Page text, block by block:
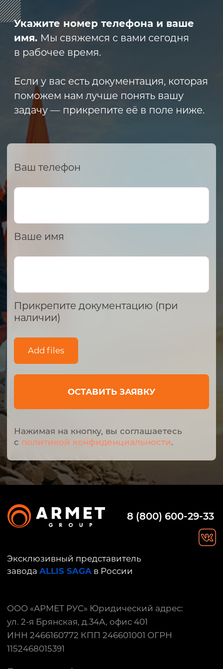
ИНН 2466160772 КПП 246601001 ОГРН
1152468015391
2023 © ARMET GROUP
Политика конфиденциальности